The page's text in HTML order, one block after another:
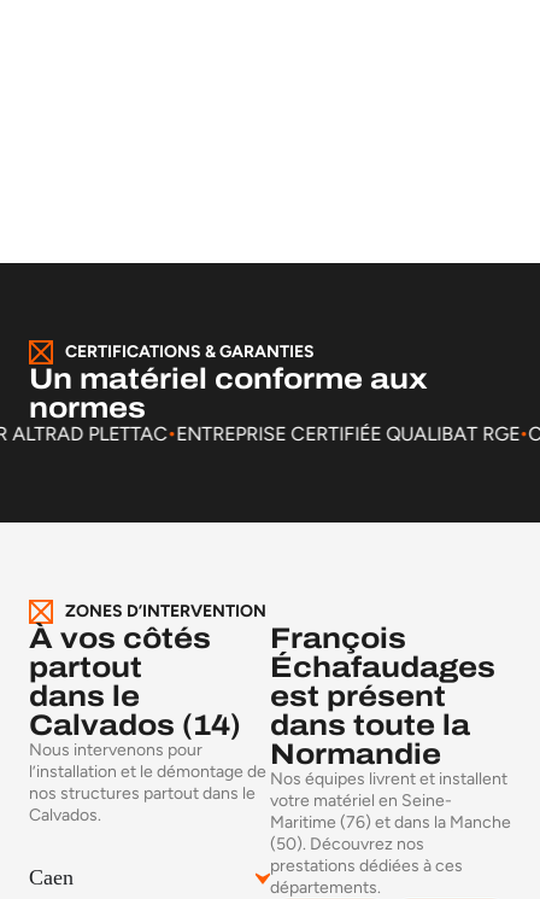
CERTIFICATIONS & GARANTIES
Un matériel conforme aux
normes
ALTRAD PLETTAC.ENTREPRISE CERTIFIÉE QUALIBAT RGE.
ZONES D’INTERVENTION
À vos côtés
partout
dans le
Calvados (14)
Nous intervenons pour
l’installation et le démontage de
nos structures partout dans le
Calvados.
Caen
François
Échafaudages
est présent
dans toute la
Normandie
Nos équipes livrent et installent
votre matériel en Seine-
Maritime (76) et dans la Manche
(50). Découvrez nos
prestations dédiées à ces
départements.